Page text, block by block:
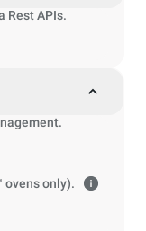
Rest APIs.
ovens only).